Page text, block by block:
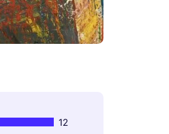
12